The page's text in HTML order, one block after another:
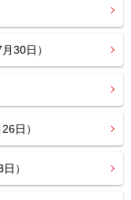
30日）
日）
）